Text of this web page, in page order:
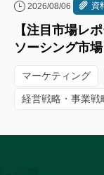
2026/08/06 資
【注目市場レ
ソーシング市
マーケティング
経営戦略・事業戦